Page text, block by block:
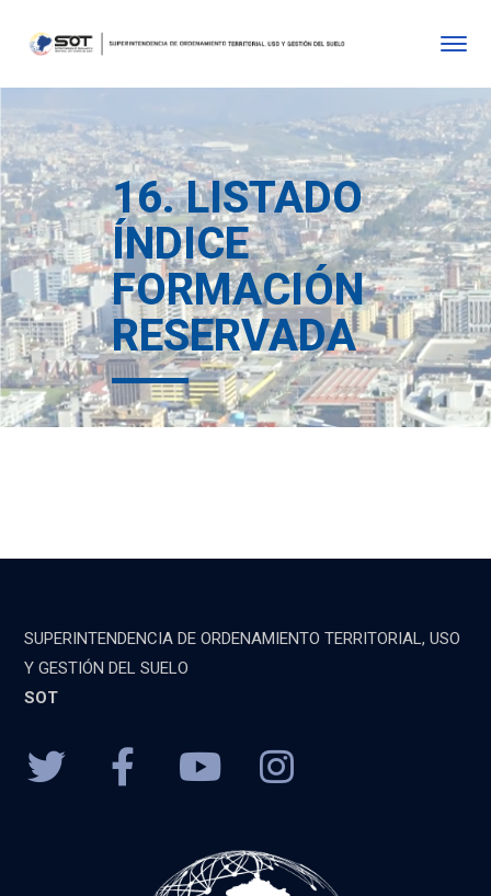
16. LISTADO
ÍNDICE
FORMACIÓN
RESERVADA
SUPERINTENDENCIA DE ORDENAMIENTO TERRITORIAL, USO
Y GESTIÓN DEL SUELO
SOT